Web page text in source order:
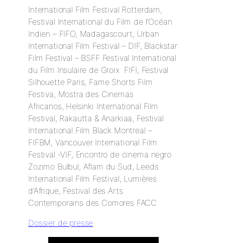
International Film Festival Rotterdam,
Festival International du Film de l’Océan
Indien – FIFO, Madagascourt, Urban
International Film Festival – DIF, Blackstar
Film Festival – BSFF Festival International
du Film Insulaire de Groix FIFI, Festival
Silhouette Paris, Fame Shorts Film
Festiva, Mostra des Cinemas
Africanos, Helsinki International Film
Festival, Rakautta & Anarkiaa, Festival
International Film Black Montreal –
FIFBM, Vancouver International Film
Festival -VIF, Encontro de cinema negro
Zozimo Bulbul, Aflam du Sud, Leeds
International Film Festival, Lumières
d’Afrique, Festival des Arts
Contemporains des Comores FACC
Dossier de presse